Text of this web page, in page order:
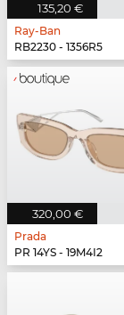
135,20 €
Ray-Ban
RB2230 - 1356R5
320,00 €
Prada
PR 14YS - 19M4I2